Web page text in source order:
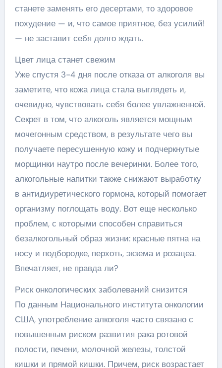
станете заменять его десертами, то здоровое
похудение — и, что самое приятное, без усилий!
— не заставит себя долго ждать.
Цвет лица станет свежим
Уже спустя 3-4 дня после отказа от алкоголя вы
заметите, что кожа лица стала выглядеть и,
очевидно, чувствовать себя более увлажненной.
Секрет в том, что алкоголь является мощным
мочегонным средством, в результате чего вы
получаете пересушенную кожу и подчеркнутые
морщинки наутро после вечеринки. Более того,
алкогольные напитки также снижают выработку
в антидиуретического гормона, который помогает
организму поглощать воду. Вот еще несколько
проблем, с которыми способен справиться
безалкогольный образ жизни: красные пятна на
носу и подбородке, перхоть, экзема и розацеа.
Впечатляет, не правда ли?
Риск онкологических заболеваний снизится
По данным Национального института онкологии
США, употребление алкоголя часто связано с
повышенным риском развития рака ротовой
полости, печени, молочной железы, толстой
кишки и прямой кишки. Причем, риск возрастает